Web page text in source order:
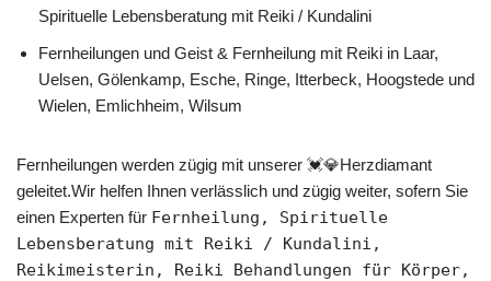
Spirituelle Lebensberatung mit Reiki / Kundalini
Fernheilungen und Geist & Fernheilung mit Reiki in Laar,
Uelsen, Gölenkamp, Esche, Ringe, Itterbeck, Hoogstede und
Wielen, Emlichheim, Wilsum
Fernheilungen werden zügig mit unserer 💓️💎Herzdiamant
geleitet.Wir helfen Ihnen verlässlich und zügig weiter, sofern Sie
einen Experten für Fernheilung, Spirituelle
Lebensberatung mit Reiki / Kundalini,
Reikimeisterin, Reiki Behandlungen für Körper,